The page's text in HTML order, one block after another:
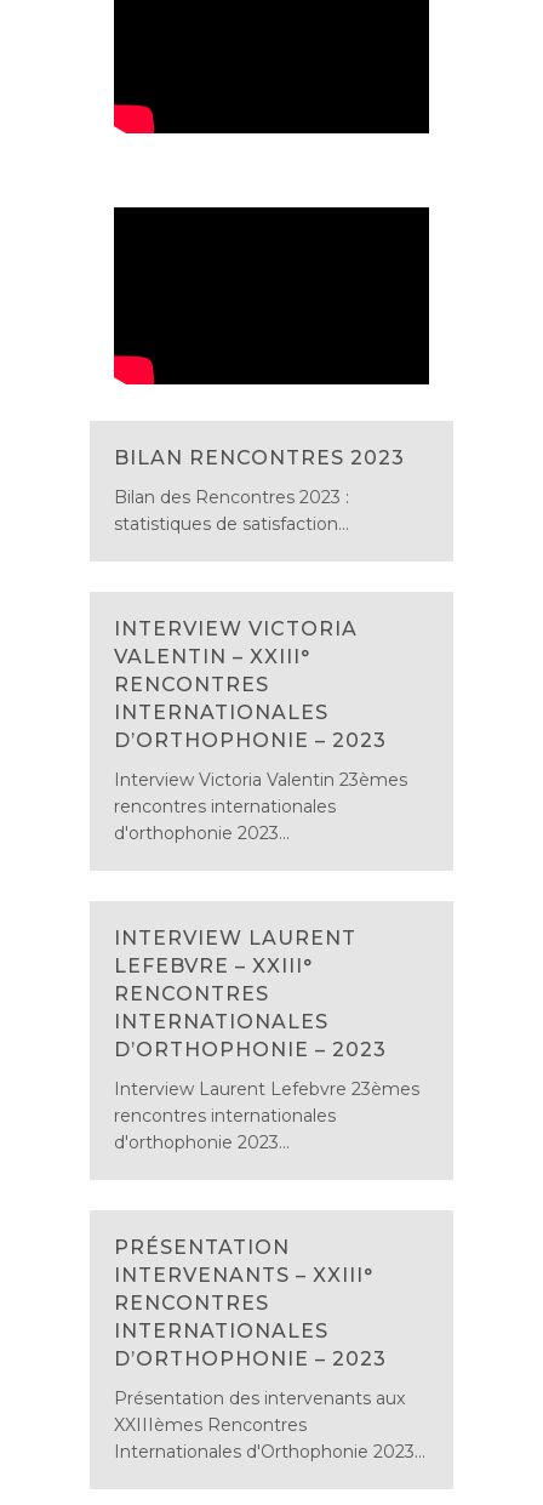
BILAN RENCONTRES 2023
Bilan des Rencontres 2023 :
statistiques de satisfaction...
INTERVIEW VICTORIA
VALENTIN – XXIII°
RENCONTRES
INTERNATIONALES
D’ORTHOPHONIE – 2023
Interview Victoria Valentin 23èmes
rencontres internationales
d'orthophonie 2023...
INTERVIEW LAURENT
LEFEBVRE – XXIII°
RENCONTRES
INTERNATIONALES
D’ORTHOPHONIE – 2023
Interview Laurent Lefebvre 23èmes
rencontres internationales
d'orthophonie 2023...
PRÉSENTATION
INTERVENANTS – XXIII°
RENCONTRES
INTERNATIONALES
D’ORTHOPHONIE – 2023
Présentation des intervenants aux
XXIIIèmes Rencontres
Internationales d'Orthophonie 2023...